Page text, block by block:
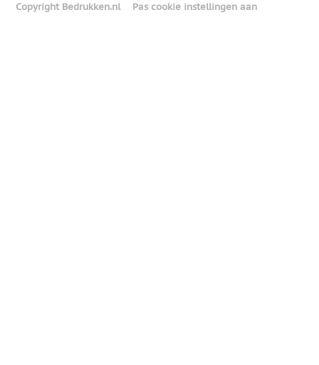
Copyright Bedrukken.nl Pas cookie instellingen aan